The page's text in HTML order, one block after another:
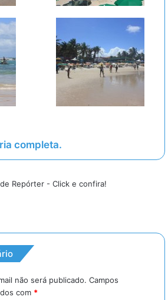
completa.
Repórter - Click e confira!
não será publicado. Campos
com *